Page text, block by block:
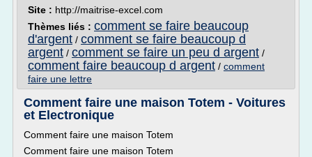
Site : http://maitrise-excel.com
Thèmes liés : comment se faire beaucoup
d'argent / comment se faire beaucoup d
argent / comment se faire un peu d argent /
comment faire beaucoup d argent / comment
faire une lettre
Comment faire une maison Totem - Voitures
et Electronique
Comment faire une maison Totem
Comment faire une maison Totem